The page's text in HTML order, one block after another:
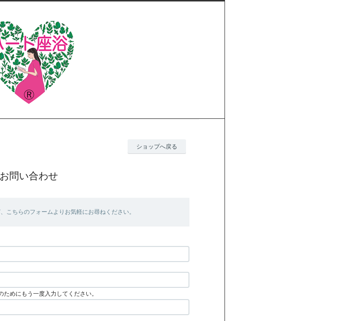
ショップへ戻る
お問い合わせ
こちらのフォームよりお気軽にお尋ねください。
ためにもう一度入力してください。